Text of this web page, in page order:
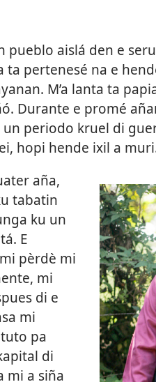
pueblo aislá den e
ta pertenesé na e
M’a lanta ta
Durante e promé
periodo kruel di
hopi hende ixil a
aña,
tabatin
ku un
E
pèrdè mi
mi
di e
mi
pa
di
mi a siña